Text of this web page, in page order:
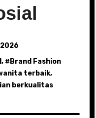
, # Brand Fashion
terbaik,
berkualitas